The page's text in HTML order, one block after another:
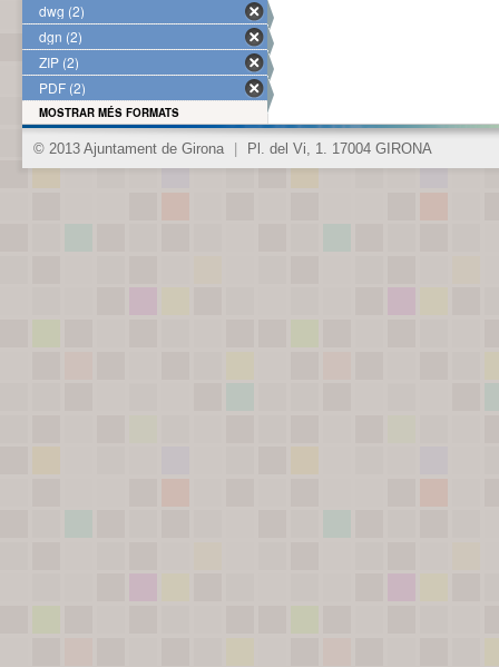
dwg (2)
dgn (2)
ZIP (2)
PDF (2)
MOSTRAR MÉS FORMATS
© 2013 Ajuntament de Girona Pl. del Vi, 1. 17004 GIRONA